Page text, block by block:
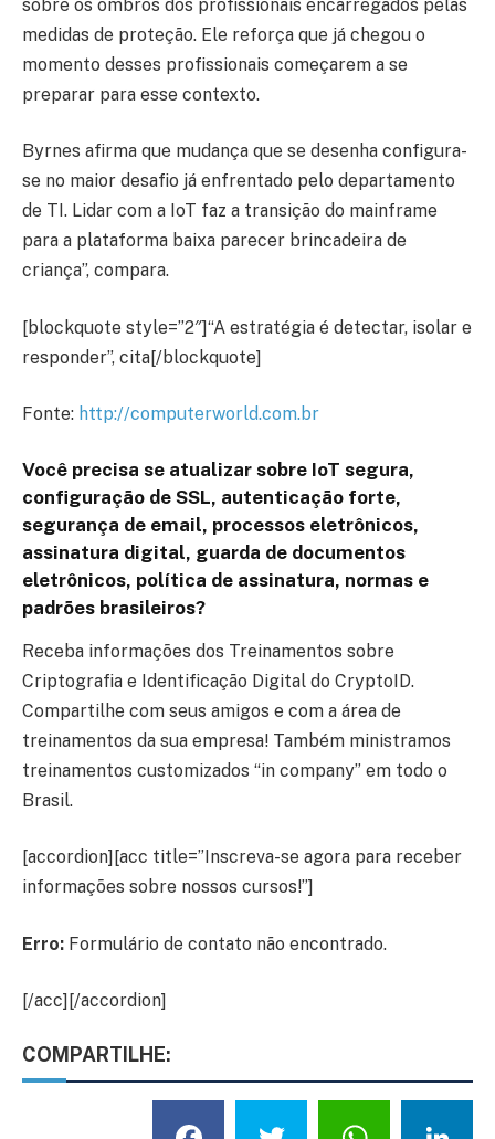
sobre os ombros dos profissionais encarregados pelas
medidas de proteção. Ele reforça que já chegou o
momento desses profissionais começarem a se
preparar para esse contexto.
Byrnes afirma que mudança que se desenha configura-
se no maior desafio já enfrentado pelo departamento
de TI. Lidar com a IoT faz a transição do mainframe
para a plataforma baixa parecer brincadeira de
criança”, compara.
[blockquote style=”2″]“A estratégia é detectar, isolar e
responder”, cita[/blockquote]
Fonte: http://computerworld.com.br
Você precisa se atualizar sobre IoT segura,
configuração de SSL, autenticação forte,
segurança de email, processos eletrônicos,
assinatura digital, guarda de documentos
eletrônicos, política de assinatura, normas e
padrões brasileiros?
Receba informações dos Treinamentos sobre
Criptografia e Identificação Digital do CryptoID.
Compartilhe com seus amigos e com a área de
treinamentos da sua empresa! Também ministramos
treinamentos customizados “in company” em todo o
Brasil.
[accordion][acc title=”Inscreva-se agora para receber
informações sobre nossos cursos!”]
Erro: Formulário de contato não encontrado.
[/acc][/accordion]
COMPARTILHE: